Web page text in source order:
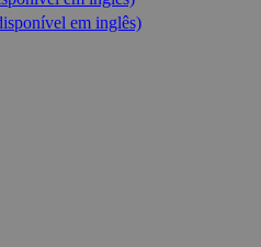
em inglês)